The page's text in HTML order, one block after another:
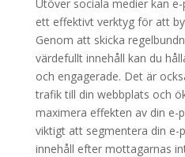
Utöver sociala medier kan
ett effektivt verktyg för att
Genom att skicka
värdefullt innehåll kan du
och engagerade. Det är
trafik till din webbplats och
maximera effekten av din
viktigt att segmentera din e-
innehåll efter mottagarnas